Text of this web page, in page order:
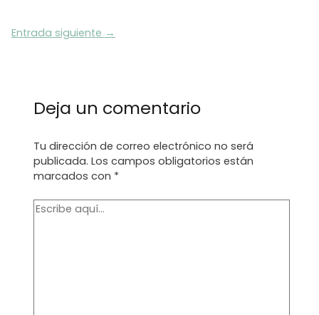
Navegación
Entrada siguiente →
Deja un comentario
Tu dirección de correo electrónico no será
publicada. Los campos obligatorios están
marcados con *
Escribe